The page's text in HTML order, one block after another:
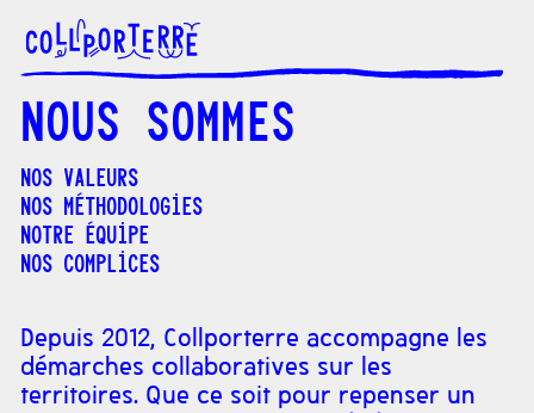
Nous sommes
Nos valeurs
Nos méthodologies
Notre équipe
Nos complices
Depuis 2012, Collporterre accompagne les
démarches collaboratives sur les
territoires. Que ce soit pour repenser un